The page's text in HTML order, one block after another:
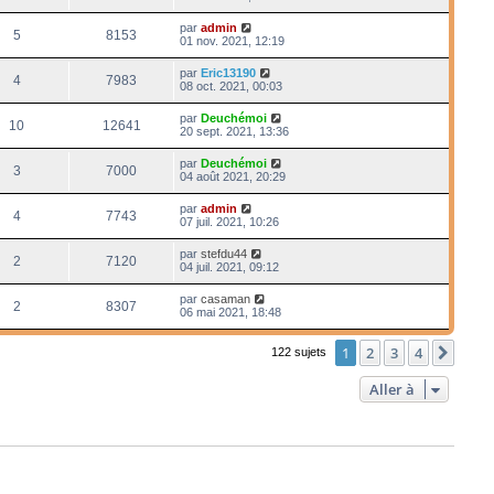
5 8153 paradmin
01 nov. 2021, 12:19
4 7983 parEric13190
08 oct. 2021, 00:03
10 12641 parDeuchémoi
20 sept. 2021, 13:36
3 7000 parDeuchémoi
04 août 2021, 20:29
4 7743 paradmin
07 juil. 2021, 10:26
2 7120 parstefdu44
04 juil. 2021, 09:12
2 8307 parcasaman
06 mai 2021, 18:48
122 sujets 1 2 3 4
Aller à